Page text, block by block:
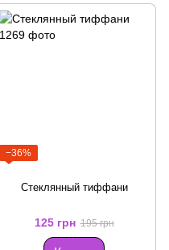
−36%
Стеклянный тиффани
125 грн 195 грн